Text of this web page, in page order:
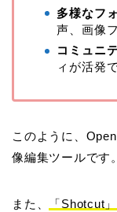
多様なフ
声、画像
コミュニ
ィが活発
このように、
像編集ツールです。
また、
「Shotcut